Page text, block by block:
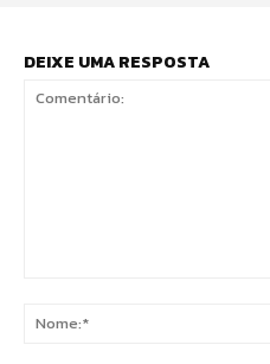
DEIXE UMA RESPOSTA